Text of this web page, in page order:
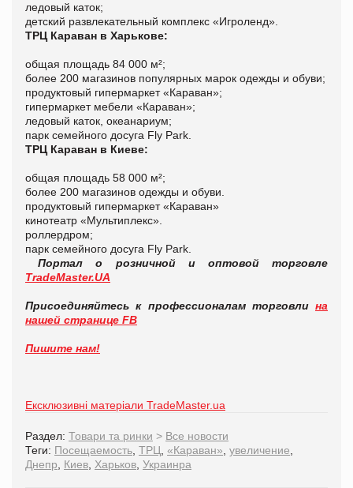
ледовый каток;
детский развлекательный комплекс «Игроленд».
ТРЦ Караван в Харькове:
общая площадь 84 000 м²;
более 200 магазинов популярных марок одежды и обуви;
продуктовый гипермаркет «Караван»;
гипермаркет мебели «Караван»;
ледовый каток, океанариум;
парк семейного досуга Fly Park.
ТРЦ Караван в Киеве:
общая площадь 58 000 м²;
более 200 магазинов одежды и обуви.
продуктовый гипермаркет «Караван»
кинотеатр «Мультиплекс».
роллердром;
парк семейного досуга Fly Park.
Портал о розничной и оптовой торговле
TradeMaster.UA
Присоединяйтесь к профессионалам торговли на
нашей странице FB
Пишите нам!
Ексклюзивні матеріали TradeMaster.ua
Раздел: Товари та ринки > Все новости
Теги: Посещаемость, ТРЦ, «Караван», увеличение,
Днепр, Киев, Харьков, Украинра